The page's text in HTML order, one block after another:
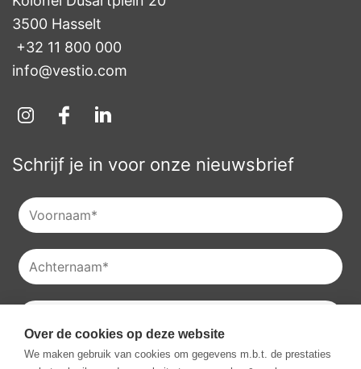
3500 Hasselt
+32 11 800 000
info@vestio.com
Schrijf je in voor onze nieuwsbrief
Je kan onzeprivacyverklaringraadplegen en je kan je ook
altijd uitschrijven voor onze nieuwsbrieven.
Over de cookies op deze website
We maken gebruik van cookies om gegevens m.b.t. de prestaties